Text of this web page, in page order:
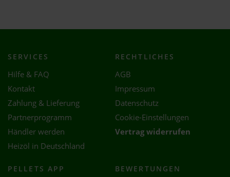
SERVICES
Hilfe & FAQ
Kontakt
Zahlung & Lieferung
Partnerprogramm
Händler werden
Heizöl in Deutschland
RECHTLICHES
AGB
Impressum
Datenschutz
Cookie-Einstellungen
Vertrag widerrufen
PELLETS APP BEWERTUNGEN